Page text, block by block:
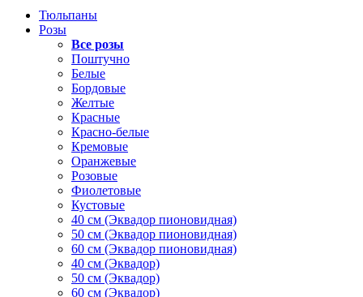
Тюльпаны
Розы
Все розы
Поштучно
Белые
Бордовые
Желтые
Красные
Красно-белые
Кремовые
Оранжевые
Розовые
Фиолетовые
Кустовые
40 см (Эквадор пионовидная)
50 см (Эквадор пионовидная)
60 см (Эквадор пионовидная)
40 см (Эквадор)
50 см (Эквадор)
60 см (Эквадор)